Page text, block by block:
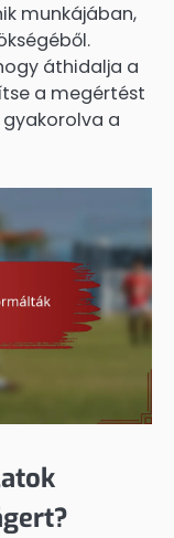
munkájában,
áthidalja a
a megértést
a